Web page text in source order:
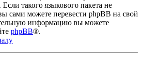
Если такого языкового пакета не
сами можете перевести phpBB на свой
информацию вы можете
phpBB®.